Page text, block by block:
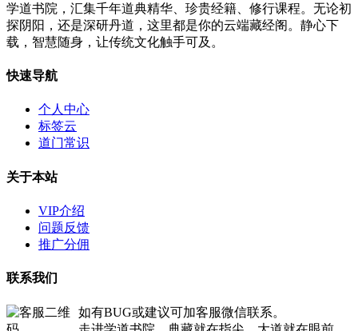
学道书院，汇集千年道典精华、珍贵经籍、修行课程。无论初
探阴阳，还是深研丹道，这里都是你的云端藏经阁。静心下
载，智慧随身，让传统文化触手可及。
快速导航
个人中心
标签云
道门常识
关于本站
VIP介绍
问题反馈
推广分佣
联系我们
如有BUG或建议可加客服微信联系。